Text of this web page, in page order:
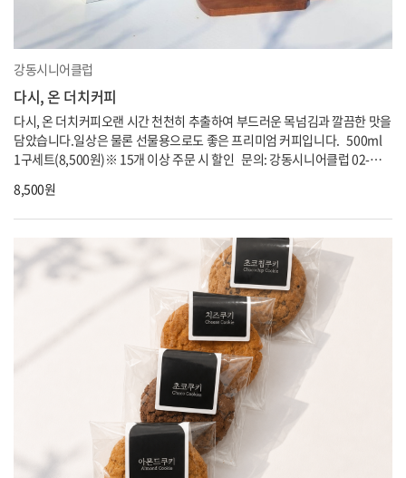
강동시니어클럽
다시, 온 더치커피
다시, 온 더치커피오랜 시간 천천히 추출하여 부드러운 목넘김과 깔끔한 맛을
담았습니다.일상은 물론 선물용으로도 좋은 프리미엄 커피입니다. 500ml
1구세트(8,500원)※ 15개 이상 주문 시 할인 문의: 강동시니어클럽 02-
8,500원